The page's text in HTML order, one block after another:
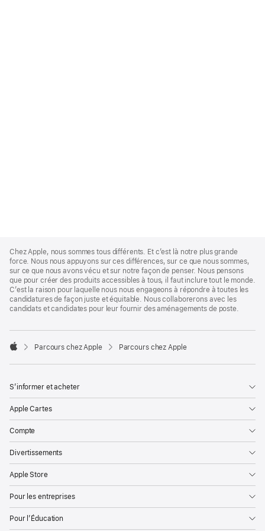
Footer
Chez Apple, nous sommes tous différents. Et c’est là notre plus grande
force. Nous nous appuyons sur ces différences, sur ce que nous sommes,
sur ce que nous avons vécu et sur notre façon de penser. Nous pensons
que pour créer des produits accessibles à tous, il faut inclure tout le monde.
C’est la raison pour laquelle nous nous engageons à répondre à toutes les
candidatures de façon juste et équitable. Nous collaborerons avec les
candidats et candidates pour leur fournir des aménagements de poste.

Parcours chez Apple Parcours chez Apple
S’informer et acheter
Apple Cartes
Compte
Divertissements
Apple Store
Pour les entreprises
Pour l’Éducation